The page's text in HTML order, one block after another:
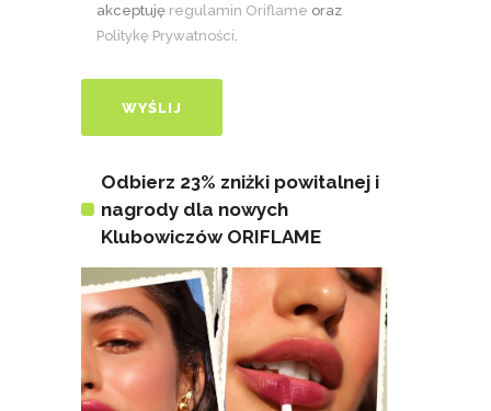
akceptuję regulamin Oriflame oraz
Politykę Prywatności
Odbierz 23% zniżki powitalnej i
nagrody dla nowych
Klubowiczów ORIFLAME